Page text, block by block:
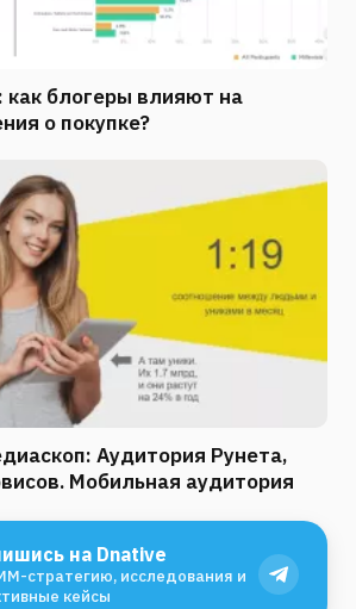
как блогеры влияют на
о покупке?
Аудитория Рунета,
Мобильная аудитория
на Dnative
стратегию, исследования и
кейсы